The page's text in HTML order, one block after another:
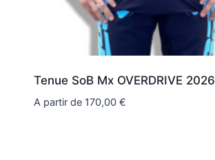
Tenue SoB Mx OVERDRIVE 2026
A partir de 170,00 €